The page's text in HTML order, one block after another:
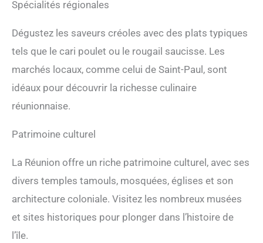
Spécialités régionales
Dégustez les saveurs créoles avec des plats typiques
tels que le cari poulet ou le rougail saucisse. Les
marchés locaux, comme celui de Saint-Paul, sont
idéaux pour découvrir la richesse culinaire
réunionnaise.
Patrimoine culturel
La Réunion offre un riche patrimoine culturel, avec ses
divers temples tamouls, mosquées, églises et son
architecture coloniale. Visitez les nombreux musées
et sites historiques pour plonger dans l’histoire de
l’île.